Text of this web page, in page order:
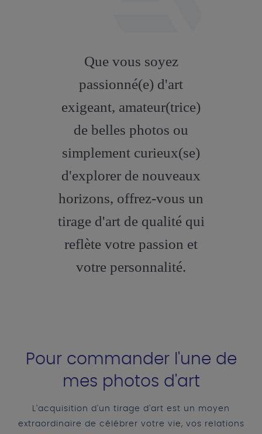
artstation
Que vous soyez
passionné(e) d'art
exigeant, amateur(trice)
de belles photos ou
simplement curieux(se)
d'explorer de nouveaux
horizons, offrez-vous un
tirage d'art de qualité qui
reflète votre passion et
votre personnalité.
Pour commander l'une de
mes photos d'art
L'acquisition d'un tirage d'art est un moyen
extraordinaire de célébrer votre vie, vos relations